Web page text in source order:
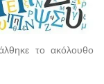
το ακόλουθο